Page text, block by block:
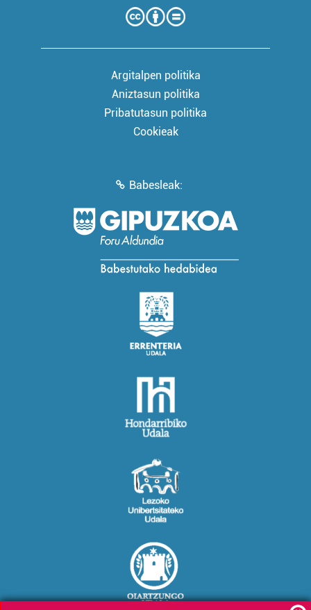
Argitalpen politika
Aniztasun politika
Pribatutasun politika
Cookieak
Babesleak: